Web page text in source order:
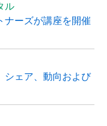
ル
ナーズが講座を開催
シェア、動向および